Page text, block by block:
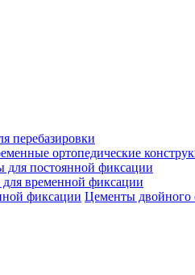
перебазировки
ортопедические
для постоянной фиксации
временной фиксации
Цементы двойного